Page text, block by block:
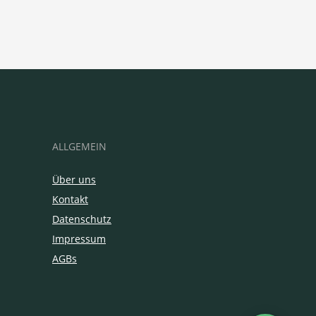
ALLGEMEIN
Über uns
Kontakt
Datenschutz
Impressum
AGBs